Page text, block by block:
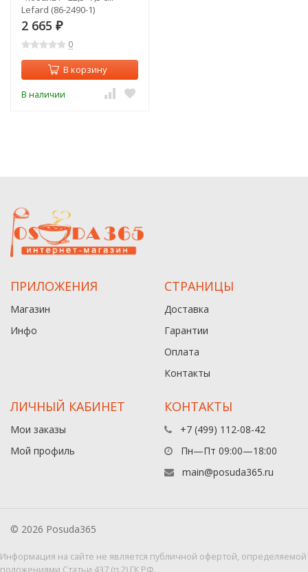
Lefard (86-2490-1)
2 665 ₽
0
В корзину
В наличии
ПРИЛОЖЕНИЯ
Магазин
Инфо
СТРАНИЦЫ
Доставка
Гарантии
Оплата
Контакты
ЛИЧНЫЙ КАБИНЕТ
Мои заказы
Мой профиль
КОНТАКТЫ
+7 (499) 112-08-42
Пн—Пт 09:00—18:00
main@posuda365.ru
© 2026 Posuda365
Информация на сайте не является публичной офертой, определяемой
положениями Статьи 437 (п.2) ГК РФ.